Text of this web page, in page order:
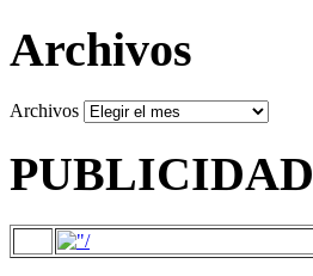
Archivos
Archivos
PUBLICIDAD